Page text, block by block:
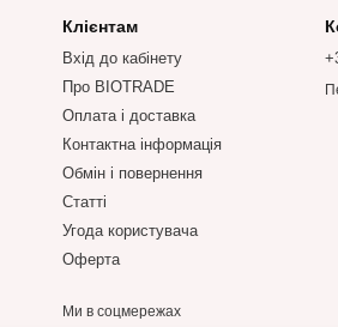
Клієнтам
Вхід до кабінету
Про BIOTRADE
Оплата і доставка
Контактна інформація
Обмін і повернення
Статті
Угода користувача
Оферта
Ми в соцмережах